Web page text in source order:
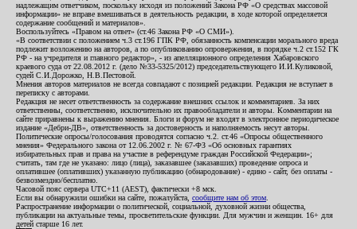
надлежащим ответчиком, поскольку исходя из положений Закона РФ «О средствах массовой
информации» не вправе вмешиваться в деятельность редакции, в ходе которой определяется
содержание сообщений и материалов».
Воспользуйтесь «Правом на ответ» (ст.46 Закона РФ «О СМИ»).
«В соответствии с положением ч.3 ст.196 ГПК РФ, обязанность компенсации морального вреда
подлежит возложению на авторов, а по опубликованию опровержения, в порядке ч.2 ст.152 ГК
РФ - на учредителя и главного редактор», - из апелляционного определения Хабаровского
краевого суда от 22.08.2012 г. (дело №33-5325/2012) председательствующего И.И.Куликовой,
судей С.И.Дорожко, Н.В.Пестовой.
Мнения авторов материалов не всегда совпадают с позицией редакции. Редакция не вступает в
переписку с авторами.
Редакция не несет ответственность за содержание внешних ссылок и комментариев. За них
ответственны, соответственно, исключительно их правообладатели и авторы. Комментарии на
сайте приравнены к выражению мнения. Блоги и форум не входят в электронное периодическое
издание «Дебри-ДВ», ответственность за достоверность и наполняемость несут авторы.
Политические опросы/голосования проводятся согласно ч.2. ст.46 «Опросы общественного
мнения» Федерального закона от 12.06.2002 г. № 67-ФЗ «Об основных гарантиях
избирательных прав и права на участие в референдуме граждан Российской Федерации»;
считать, там где не указано: лицо (лица), заказавшее (заказавших) проведение опроса и
оплатившее (оплативших) указанную публикацию (обнародование) - едино - сайт, без оплаты -
безвозмездно/бесплатно.
Часовой пояс сервера UTC+11 (AEST), фактически +8 мск.
Если вы обнаружили ошибки на сайте, пожалуйста, сообщите нам об этом
Распространение информации о политической, социальной, духовной жизни общества,
публикации на актуальные темы, просветительские функции. Для мужчин и женщин. 16+ для
детей старше 16 лет.